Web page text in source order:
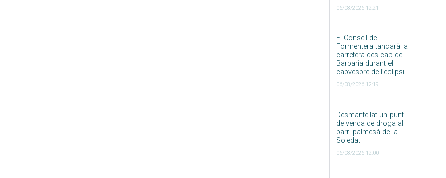
06/08/2026 12:21
El Consell de
Formentera tancarà la
carretera des cap de
Barbaria durant el
capvespre de l’eclipsi
06/08/2026 12:19
Desmantellat un punt
de venda de droga al
barri palmesà de la
Soledat
06/08/2026 12:00